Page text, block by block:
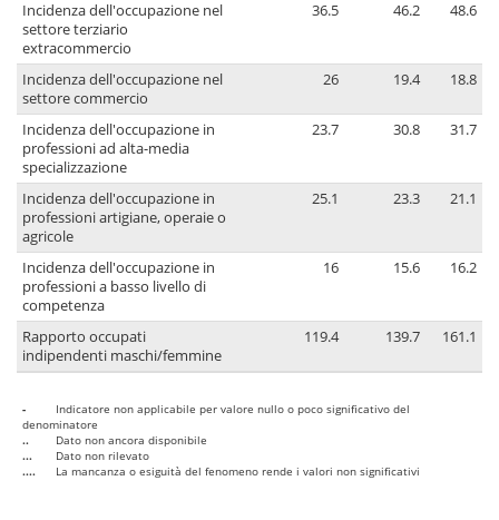
Incidenza dell'occupazione nel
settore terziario
extracommercio
36.5 46.2 48.6
Incidenza dell'occupazione nel
settore commercio
26 19.4 18.8
Incidenza dell'occupazione in
professioni ad alta-media
specializzazione
23.7 30.8 31.7
Incidenza dell'occupazione in
professioni artigiane, operaie o
agricole
25.1 23.3 21.1
Incidenza dell'occupazione in
professioni a basso livello di
competenza
16 15.6 16.2
Rapporto occupati
indipendenti maschi/femmine
119.4 139.7 161.1
-
Indicatore non applicabile per valore nullo o poco significativo del
denominatore
..
Dato non ancora disponibile
...
Dato non rilevato
....
La mancanza o esiguità del fenomeno rende i valori non significativi